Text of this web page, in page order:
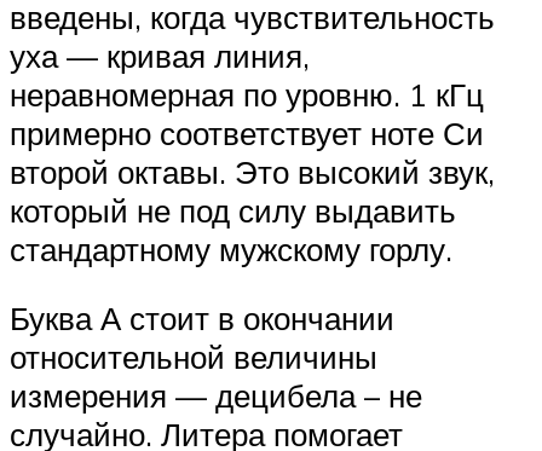
введены, когда чувствительность
уха — кривая линия,
неравномерная по уровню. 1 кГц
примерно соответствует ноте Си
второй октавы. Это высокий звук,
который не под силу выдавить
стандартному мужскому горлу.
Буква А стоит в окончании
относительной величины
измерения — децибела – не
случайно. Литера помогает